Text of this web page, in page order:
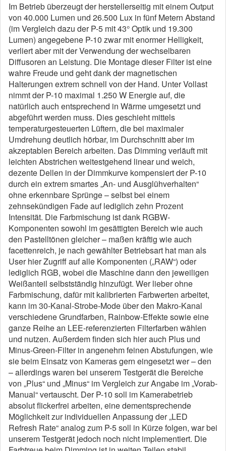
Im Betrieb überzeugt der herstellerseitig mit einem Output
von 40.000 Lumen und 26.500 Lux in fünf Metern Abstand
(im Vergleich dazu der P-5 mit 43° Optik und 19.300
Lumen) angegebene P-10 zwar mit enormer Helligkeit,
verliert aber mit der Verwendung der wechselbaren
Diffusoren an Leistung. Die Montage dieser Filter ist eine
wahre Freude und geht dank der magnetischen
Halterungen extrem schnell von der Hand. Unter Vollast
nimmt der P-10 maximal 1.250 W Energie auf, die
natürlich auch entsprechend in Wärme umgesetzt und
abgeführt werden muss. Dies geschieht mittels
temperaturgesteuerten Lüftern, die bei maximaler
Umdrehung deutlich hörbar, im Durchschnitt aber im
akzeptablen Bereich arbeiten. Das Dimming verläuft mit
leichten Abstrichen weitestgehend linear und weich,
dezente Dellen in der Dimmkurve kompensiert der P-10
durch ein extrem smartes „An- und Ausglühverhalten“
ohne erkennbare Sprünge – selbst bei einem
zehnsekündigen Fade auf lediglich zehn Prozent
Intensität. Die Farbmischung ist dank RGBW-
Komponenten sowohl im gesättigten Bereich wie auch
den Pastelltönen gleicher – maßen kräftig wie auch
facettenreich, je nach gewählter Betriebsart hat man als
User hier Zugriff auf alle Komponenten („RAW“) oder
lediglich RGB, wobei die Maschine dann den jeweiligen
Weißanteil selbstständig hinzufügt. Wer lieber ohne
Farbmischung, dafür mit kalibrierten Farbwerten arbeitet,
kann im 30-Kanal-Strobe-Mode über den Makro-Kanal
verschiedene Grundfarben, Rainbow-Effekte sowie eine
ganze Reihe an LEE-referenzierten Filterfarben wählen
und nutzen. Außerdem finden sich hier auch Plus und
Minus-Green-Filter in angenehm feinen Abstufungen, wie
sie beim Einsatz von Kameras gern eingesetzt wer – den
– allerdings waren bei unserem Testgerät die Bereiche
von „Plus“ und „Minus“ im Vergleich zur Angabe im „Vorab-
Manual“ vertauscht. Der P-10 soll im Kamerabetrieb
absolut flickerfrei arbeiten, eine dementsprechende
Möglichkeit zur individuellen Anpassung der „LED
Refresh Rate“ analog zum P-5 soll in Kürze folgen, war bei
unserem Testgerät jedoch noch nicht implementiert. Die